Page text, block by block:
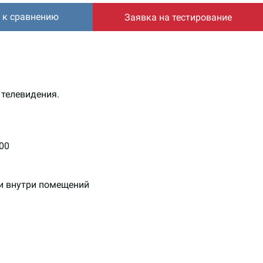
Заявка на тестирование
сравнению
внутри помещений